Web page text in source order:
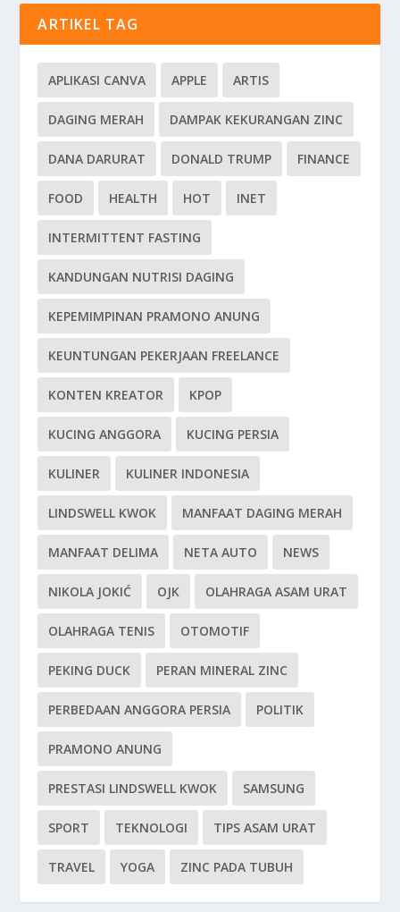
ARTIKEL TAG
APLIKASI CANVA APPLE ARTIS
DAGING MERAH DAMPAK KEKURANGAN ZINC
DANA DARURAT DONALD TRUMP FINANCE
FOOD HEALTH HOT INET
INTERMITTENT FASTING
KANDUNGAN NUTRISI DAGING
KEPEMIMPINAN PRAMONO ANUNG
KEUNTUNGAN PEKERJAAN FREELANCE
KONTEN KREATOR KPOP
KUCING ANGGORA KUCING PERSIA
KULINER KULINER INDONESIA
LINDSWELL KWOK MANFAAT DAGING MERAH
MANFAAT DELIMA NETA AUTO NEWS
NIKOLA JOKIĆ OJK OLAHRAGA ASAM URAT
OLAHRAGA TENIS OTOMOTIF
PEKING DUCK PERAN MINERAL ZINC
PERBEDAAN ANGGORA PERSIA POLITIK
PRAMONO ANUNG
PRESTASI LINDSWELL KWOK SAMSUNG
SPORT TEKNOLOGI TIPS ASAM URAT
TRAVEL YOGA ZINC PADA TUBUH